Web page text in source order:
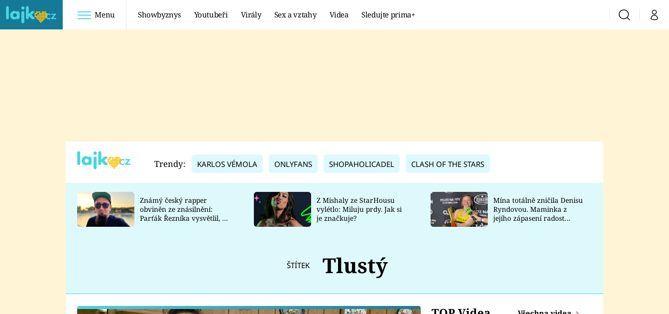
Menu Showbyznys Youtubeři Virály Sex a vztahy Videa Sledujte prima+ VyhledáváníMůj
TADEÁŠ KUBĚNKA
DATEL
Prima Lajk
Sledujte nás
Trendy: KARLOS VÉMOLA ONLYFANS SHOPAHOLICADEL CLASH OF THE STARS
Známý český rapper
obviněn ze znásilnění:
Parťák Řezníka vysvětlil, co
Z Mishaly ze StarHousu
vylétlo: Miluju prdy. Jak si
je značkuje?
Mína totálně zničila Denisu
Ryndovou. Maminka z
jejího zápasení radost
ŠTÍTEK Tlustý